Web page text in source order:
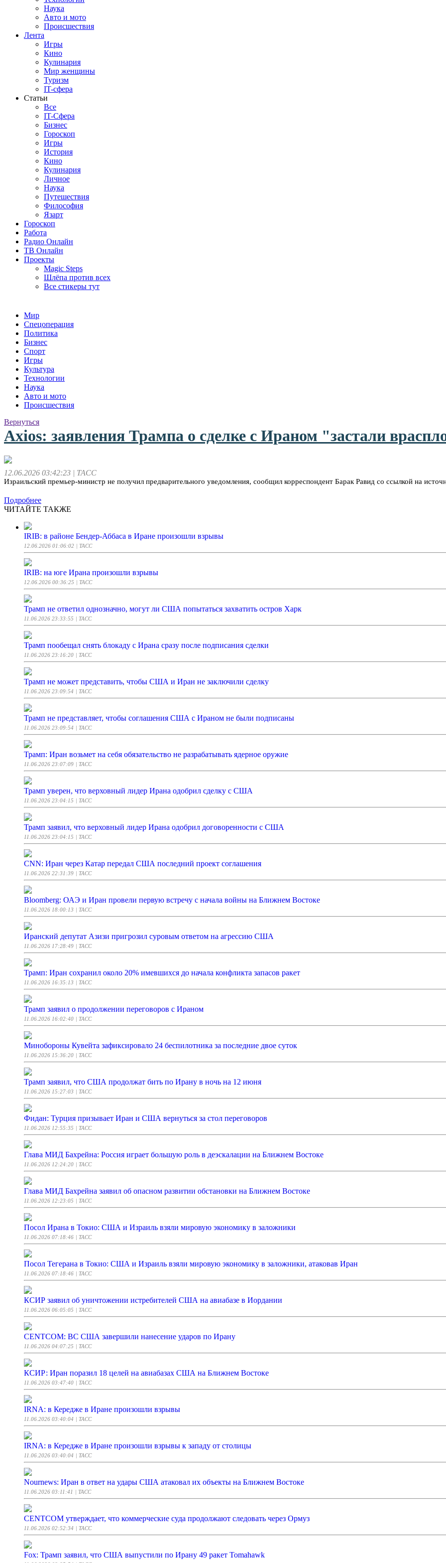
Наука
Авто и мото
Происшествия
Лента
Игры
Кино
Кулинария
Мир женщины
Туризм
IT-сфера
Статьи
Все
IT-Сфера
Бизнес
Гороскоп
Игры
История
Кино
Кулинария
Личное
Наука
Путешествия
Философия
Язарт
Гороскоп
Работа
Радио Онлайн
ТВ Онлайн
Проекты
Magic Steps
Шлёпа против всех
Все стикеры тут
Мир
Спецоперация
Политика
Бизнес
Спорт
Игры
Культура
Технологии
Наука
Авто и мото
Происшествия
Вернуться
Axios: заявления Трампа о сделке с Ираном "застали
12.06.2026 03:42:23 | ТАСС
Израильский премьер-министр не получил предварительного уведомления, сообщил корреспондент Барак Равид со ссылкой на
Подробнее
ЧИТАЙТЕ ТАКЖЕ
IRIB: в районе Бендер-Аббаса в Иране произошли взрывы
12.06.2026 01:06:02 | ТАСС
IRIB: на юге Ирана произошли взрывы
12.06.2026 00:36:25 | ТАСС
Трамп не ответил однозначно, могут ли США попытаться захватить остров Харк
11.06.2026 23:33:55 | ТАСС
Трамп пообещал снять блокаду с Ирана сразу после подписания сделки
11.06.2026 23:16:20 | ТАСС
Трамп не может представить, чтобы США и Иран не заключили сделку
11.06.2026 23:09:54 | ТАСС
Трамп не представляет, чтобы соглашения США с Ираном не были подписаны
11.06.2026 23:09:54 | ТАСС
Трамп: Иран возьмет на себя обязательство не разрабатывать ядерное оружие
11.06.2026 23:07:09 | ТАСС
Трамп уверен, что верховный лидер Ирана одобрил сделку с США
11.06.2026 23:04:15 | ТАСС
Трамп заявил, что верховный лидер Ирана одобрил договоренности с США
11.06.2026 23:04:15 | ТАСС
CNN: Иран через Катар передал США последний проект соглашения
11.06.2026 22:31:39 | ТАСС
Bloomberg: ОАЭ и Иран провели первую встречу с начала войны на Ближнем Востоке
11.06.2026 18:00:13 | ТАСС
Иранский депутат Азизи пригрозил суровым ответом на агрессию США
11.06.2026 17:28:49 | ТАСС
Трамп: Иран сохранил около 20% имевшихся до начала конфликта запасов ракет
11.06.2026 16:35:13 | ТАСС
Трамп заявил о продолжении переговоров с Ираном
11.06.2026 16:02:40 | ТАСС
Минобороны Кувейта зафиксировало 24 беспилотника за последние двое суток
11.06.2026 15:36:20 | ТАСС
Трамп заявил, что США продолжат бить по Ирану в ночь на 12 июня
11.06.2026 15:27:03 | ТАСС
Фидан: Турция призывает Иран и США вернуться за стол переговоров
11.06.2026 12:55:35 | ТАСС
Глава МИД Бахрейна: Россия играет большую роль в деэскалации на Ближнем Востоке
11.06.2026 12:24:20 | ТАСС
Глава МИД Бахрейна заявил об опасном развитии обстановки на Ближнем Востоке
11.06.2026 12:23:05 | ТАСС
Посол Ирана в Токио: США и Израиль взяли мировую экономику в заложники
11.06.2026 07:18:46 | ТАСС
Посол Тегерана в Токио: США и Израиль взяли мировую экономику в заложники, атаковав Иран
11.06.2026 07:18:46 | ТАСС
КСИР заявил об уничтожении истребителей США на авиабазе в Иордании
11.06.2026 06:05:05 | ТАСС
CENTCOM: ВС США завершили нанесение ударов по Ирану
11.06.2026 04:07:25 | ТАСС
КСИР: Иран поразил 18 целей на авиабазах США на Ближнем Востоке
11.06.2026 03:47:40 | ТАСС
IRNA: в Кередже в Иране произошли взрывы
11.06.2026 03:40:04 | ТАСС
IRNA: в Кередже в Иране произошли взрывы к западу от столицы
11.06.2026 03:40:04 | ТАСС
Nournews: Иран в ответ на удары США атаковал их объекты на Ближнем Востоке
11.06.2026 03:11:41 | ТАСС
CENTCOM утверждает, что коммерческие суда продолжают следовать через Ормуз
11.06.2026 02:52:34 | ТАСС
Fox: Трамп заявил, что США выпустили по Ирану 49 ракет Tomahawk